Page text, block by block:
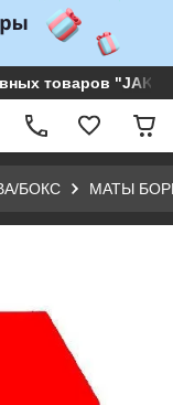
товаров
БОКС МАТЫ